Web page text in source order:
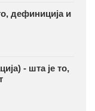
дефиниција и
- шта је то,